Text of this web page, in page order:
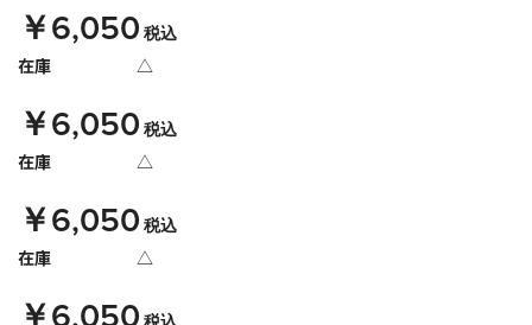
￥6,050税込
在庫 △
￥6,050税込
在庫 △
￥6,050税込
在庫 △